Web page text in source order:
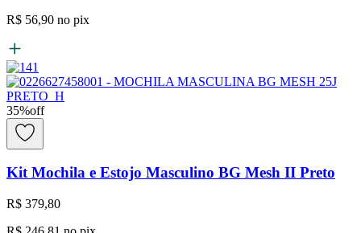
R$ 56,90 no pix
35%off
Kit Mochila e Estojo Masculino BG Mesh II Preto
R$ 379,80